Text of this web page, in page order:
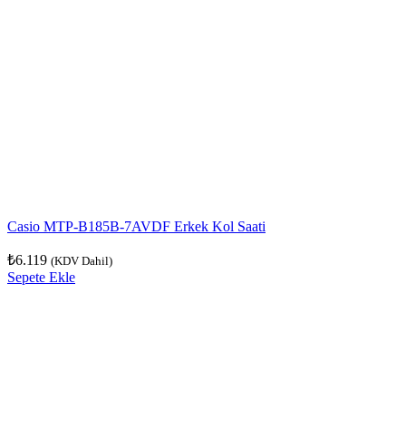
Casio MTP-B185B-7AVDF Erkek Kol Saati
₺6.119 (KDV Dahil)
Sepete Ekle